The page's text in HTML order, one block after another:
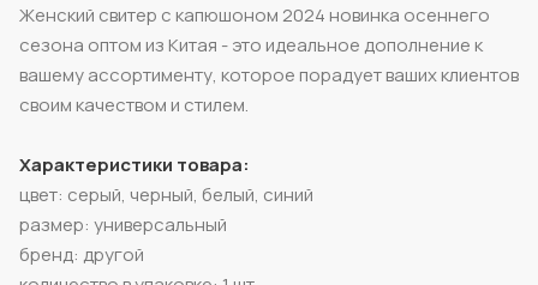
Женский свитер с капюшоном 2024 новинка осеннего
сезона оптом из Китая - это идеальное дополнение к
вашему ассортименту, которое порадует ваших клиентов
своим качеством и стилем.
Характеристики товара:
цвет: серый, черный, белый, синий
размер: универсальный
бренд: другой